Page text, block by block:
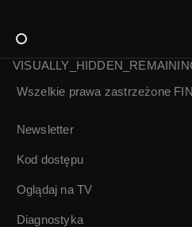
Stanisław
Sztuka ludowa i
Wszelkie prawa zastrzeżone
Newsletter
Kod dostępu
Oglądaj na TV
Diagnostyka